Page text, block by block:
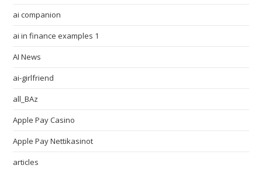
ai companion
ai in finance examples 1
AI News
ai-girlfriend
all_BAz
Apple Pay Casino
Apple Pay Nettikasinot
articles